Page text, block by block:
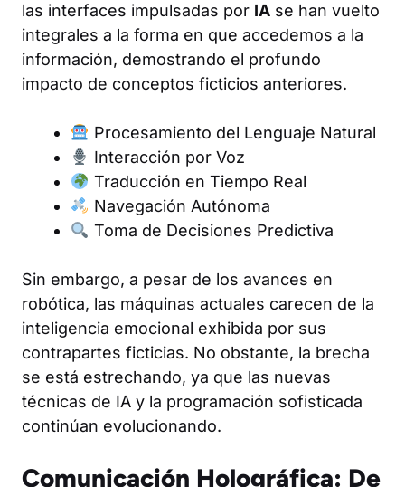
las interfaces impulsadas por IA se han vuelto
integrales a la forma en que accedemos a la
información, demostrando el profundo
impacto de conceptos ficticios anteriores.
Procesamiento del Lenguaje Natural
Interacción por Voz
Traducción en Tiempo Real
Navegación Autónoma
Toma de Decisiones Predictiva
Sin embargo, a pesar de los avances en
robótica, las máquinas actuales carecen de la
inteligencia emocional exhibida por sus
contrapartes ficticias. No obstante, la brecha
se está estrechando, ya que las nuevas
técnicas de IA y la programación sofisticada
continúan evolucionando.
Comunicación Holográfica: De